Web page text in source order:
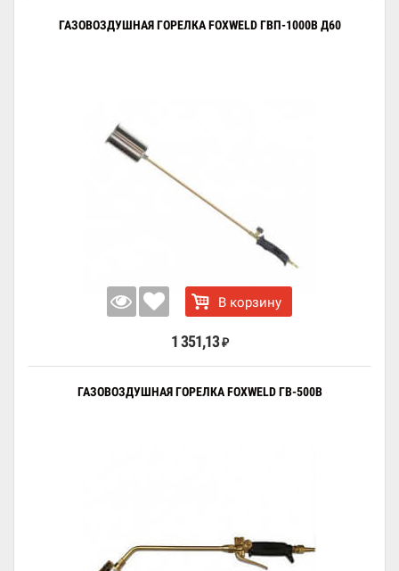
ГАЗОВОЗДУШНАЯ ГОРЕЛКА FOXWELD ГВП-1000В Д60
В корзину
1 351,13 ₽
ГАЗОВОЗДУШНАЯ ГОРЕЛКА FOXWELD ГВ-500В